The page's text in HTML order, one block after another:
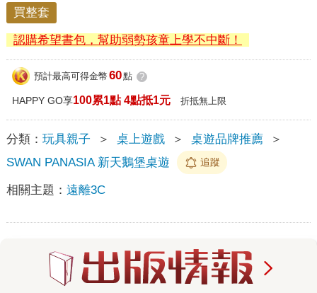
買整套
認購希望書包，幫助弱勢孩童上學不中斷！
預計最高可得金幣 60點 ?
HAPPY GO享100累1點 4點抵1元 折抵無上限
分類： 玩具親子 ＞ 桌上遊戲 ＞ 桌遊品牌推薦
＞
SWAN PANASIA 新天鵝堡桌遊
追蹤
相關主題： 遠離3C